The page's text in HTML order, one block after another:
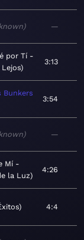
—
por Tí
3:13
Bunkers
3:54
—
Mí
la Luz
4:26
4:4